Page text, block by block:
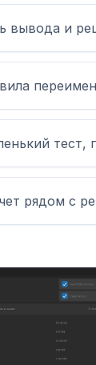
вывода и
тест,
рядом с